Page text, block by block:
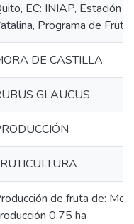
EC: INIAP, Estación
Programa de
DE CASTILLA
GLAUCUS
de fruta de:
0.75 ha